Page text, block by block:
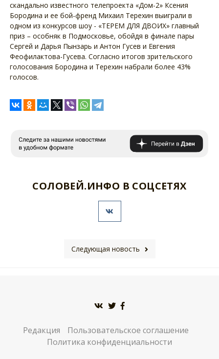
скандально известного телепроекта «Дом-2» Ксения
Бородина и ее бой-френд Михаил Терехин выиграли в
одном из конкурсов шоу - «ТЕРЕМ ДЛЯ ДВОИХ» главный
приз – особняк в Подмосковье, обойдя в финале пары
Сергей и Дарья Пынзарь и Антон Гусев и Евгения
Феофилактова-Гусева. Согласно итогов зрительского
голосования Бородина и Терехин набрали более 43%
голосов.
СОЛОВЕЙ.ИНФО В СОЦСЕТЯХ
Следующая новость
Редакция
Пользовательское соглашение
Политика конфиденциальности